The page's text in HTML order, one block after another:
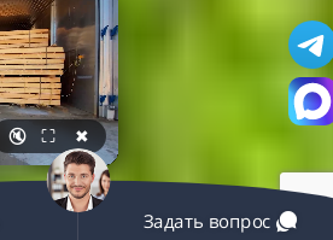
🔇 ⛶ ✖
Задать вопрос